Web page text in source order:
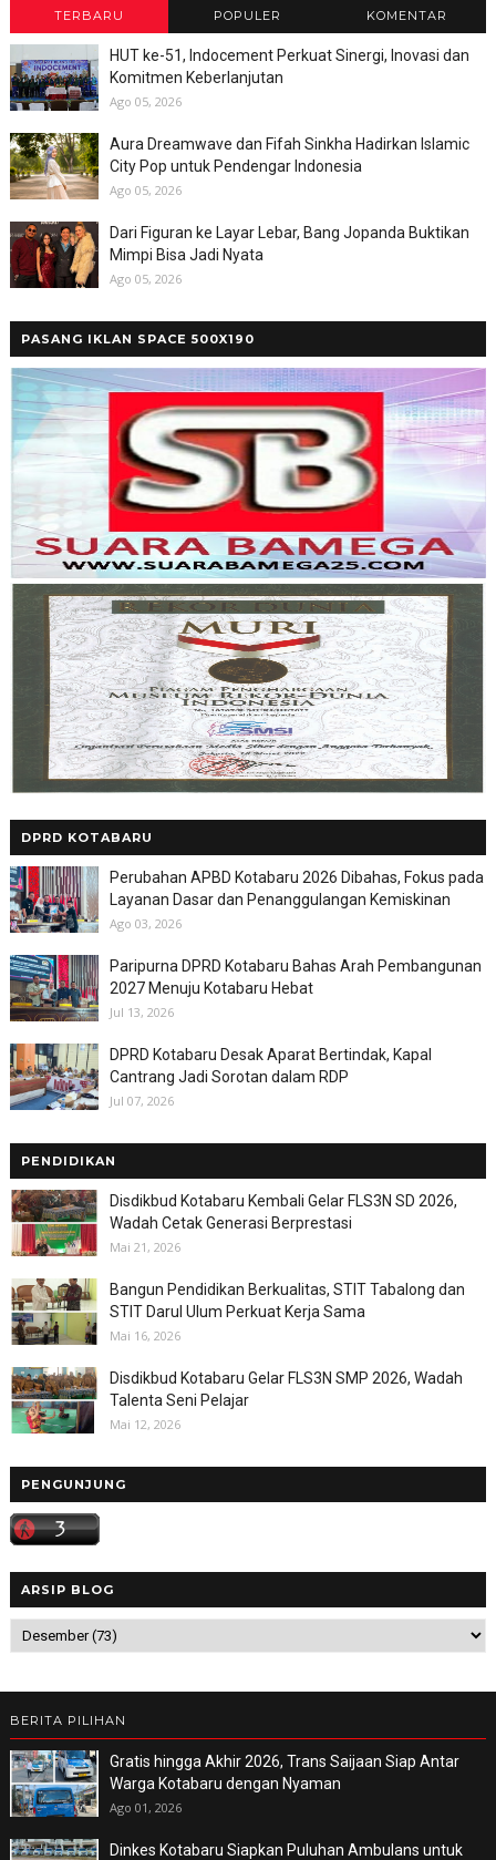
TERBARU POPULER KOMENTAR
HUT ke-51, Indocement Perkuat Sinergi, Inovasi dan
Komitmen Keberlanjutan
Ago 05, 2026
Aura Dreamwave dan Fifah Sinkha Hadirkan Islamic
City Pop untuk Pendengar Indonesia
Ago 05, 2026
Dari Figuran ke Layar Lebar, Bang Jopanda Buktikan
Mimpi Bisa Jadi Nyata
Ago 05, 2026
PASANG IKLAN SPACE 500X190
DPRD KOTABARU
Perubahan APBD Kotabaru 2026 Dibahas, Fokus pada
Layanan Dasar dan Penanggulangan Kemiskinan
Ago 03, 2026
Paripurna DPRD Kotabaru Bahas Arah Pembangunan
2027 Menuju Kotabaru Hebat
Jul 13, 2026
DPRD Kotabaru Desak Aparat Bertindak, Kapal
Cantrang Jadi Sorotan dalam RDP
Jul 07, 2026
PENDIDIKAN
Disdikbud Kotabaru Kembali Gelar FLS3N SD 2026,
Wadah Cetak Generasi Berprestasi
Mai 21, 2026
Bangun Pendidikan Berkualitas, STIT Tabalong dan
STIT Darul Ulum Perkuat Kerja Sama
Mai 16, 2026
Disdikbud Kotabaru Gelar FLS3N SMP 2026, Wadah
Talenta Seni Pelajar
Mai 12, 2026
PENGUNJUNG
ARSIP BLOG
BERITA PILIHAN
Gratis hingga Akhir 2026, Trans Saijaan Siap Antar
Warga Kotabaru dengan Nyaman
Ago 01, 2026
Dinkes Kotabaru Siapkan Puluhan Ambulans untuk